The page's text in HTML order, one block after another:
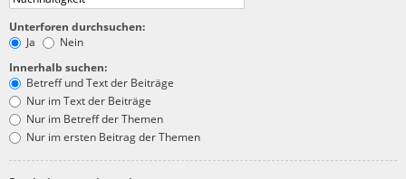
Unterforen durchsuchen:
Ja
Nein
Innerhalb suchen:
Betreff und Text der Beiträge
Nur im Text der Beiträge
Nur im Betreff der Themen
Nur im ersten Beitrag der Themen